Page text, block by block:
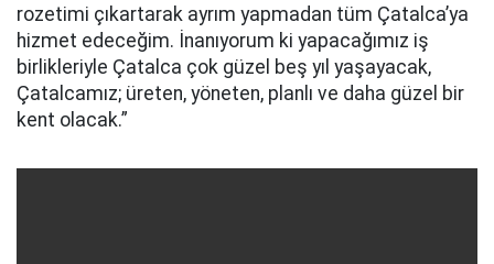
rozetimi çıkartarak ayrım yapmadan tüm Çatalca’ya
hizmet edeceğim. İnanıyorum ki yapacağımız iş
birlikleriyle Çatalca çok güzel beş yıl yaşayacak,
Çatalcamız; üreten, yöneten, planlı ve daha güzel bir
kent olacak.”